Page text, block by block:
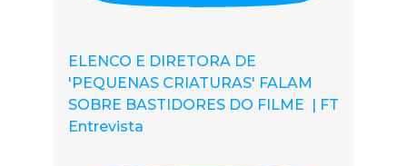
ELENCO E DIRETORA DE
'PEQUENAS CRIATURAS' FALAM
SOBRE BASTIDORES DO FILME | FT
Entrevista